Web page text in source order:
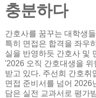
충분하다
간호사를 꿈꾸는 대학생
특히 면접은 합격을 좌우
실을 반영하듯 간호사 및
'2026 오직 간호대생을
받고 있다. 주선희 간호취
면접 준비서를 넘어 2026
담은 실전 교과서로 평가